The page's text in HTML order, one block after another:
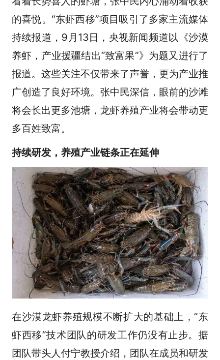
的喜悦。“东虾西移”项目吸引了多家主流媒体
持续报道，9月13日，央视新闻频道以《沙漠
养虾，产业援疆结出“致富果”》为题又进行了
报道。这些关注不仅带来了声誉，更为产业推
广创造了良好环境。张中民深信，眼前的沙滩
将会长出更多池塘，龙虾养殖产业将会带动更
多百姓致富。
持续研发，养殖产业链条正在延伸
在沙漠龙虾养殖规模不断扩大的基础上，“东
虾西移”技术团队的研发工作仍没有止步。据
团队带头人付宁教授介绍，团队在成员和研发